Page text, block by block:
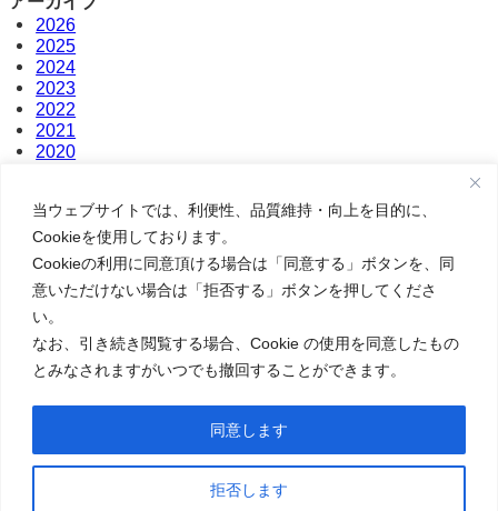
当ウェブサイトでは、利便性、品質維持・向上を目的に、
Cookieを使用しております。
Cookieの利用に同意頂ける場合は「同意する」ボタンを、同
意いただけない場合は「拒否する」ボタンを押してくださ
い。
なお、引き続き閲覧する場合、Cookie の使用を同意したもの
とみなされますがいつでも撤回することができます。
拒否します
同意します
2026
2025
2024
2023
2022
2021
2020
ＦＡＸ：0278-22-5469